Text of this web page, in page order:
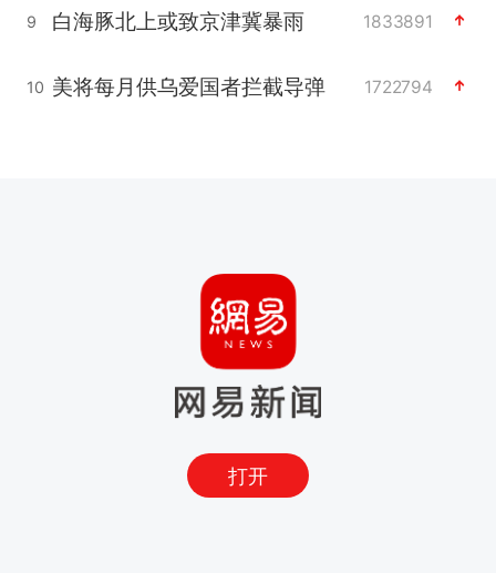
9 白海豚北上或致京津冀暴雨 1833891
10 美将每月供乌爱国者拦截导弹 1722794
打开